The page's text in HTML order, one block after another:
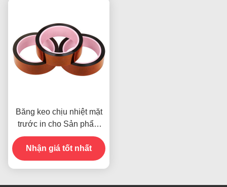
Băng keo chịu nhiệt mặt
trước in cho Sản phẩm
Còn hàng
Nhận giá tốt nhất